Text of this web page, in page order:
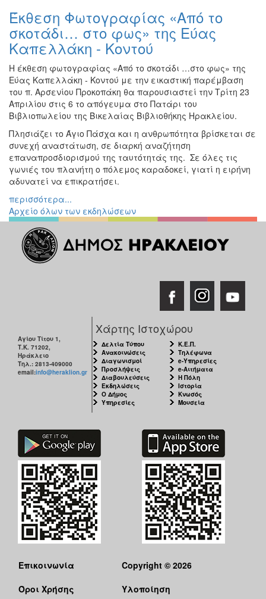
Σεμινάρια-
Διαλέξεις-
Ομιλίες
Διάφορες
Εκθέσεις
Εκδηλώσεις
για
Παιδιά
Άλλες
Εκδηλώσεις
ΤΟΠΟΣ
ΜΑΣ
ΔΗΜΟΣ
Έκθεση Φωτογραφίας «Από το
σκοτάδι… στο φως» της Εύας
Καπελλάκη - Κοντού
Η έκθεση φωτογραφίας «Από το σκοτάδι …στο φως» της
Εύας Καπελλάκη - Κοντού με την εικαστική παρέμβαση
του π. Αρσενίου Προκοπάκη θα παρουσιαστεί την Τρίτη 23
Απριλίου στις 6 το απόγευμα στο Πατάρι του
Βιβλιοπωλείου της Βικελαίας Βιβλιοθήκης Ηρακλείου.
Πλησιάζει το Άγιο Πάσχα και η ανθρωπότητα βρίσκεται σε
συνεχή αναστάτωση, σε διαρκή αναζήτηση
επαναπροσδιορισμού της ταυτότητάς της. Σε όλες τις
γωνιές του πλανήτη ο πόλεμος καραδοκεί, γιατί η ειρήνη
αδυνατεί να επικρατήσει.
περισσότερα...
Αρχείο όλων των εκδηλώσεων
Αγίου Τίτου 1,
Τ.Κ. 71202,
Ηράκλειο
Τηλ.: 2813-409000
email:info@heraklion.gr
Χάρτης Ιστοχώρου
Δελτία Τύπου
Ανακοινώσεις
Διαγωνισμοί
Προσλήψεις
Διαβουλεύσεις
Εκδηλώσεις
Ο Δήμος
Υπηρεσίες
Κ.Ε.Π.
Τηλέφωνα
e-Υπηρεσίες
e-Αιτήματα
Η Πόλη
Ιστορία
Κνωσός
Μουσεία
Επικοινωνία
Όροι Χρήσης
Copyright © 2026
Υλοποίηση